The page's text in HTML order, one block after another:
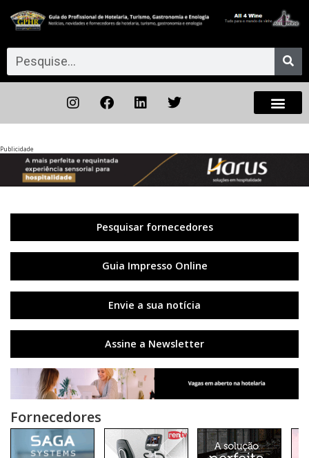
Publicidade
Pesquisar fornecedores
Guia Impresso Online
Envie a sua notícia
Assine a Newsletter
Fornecedores